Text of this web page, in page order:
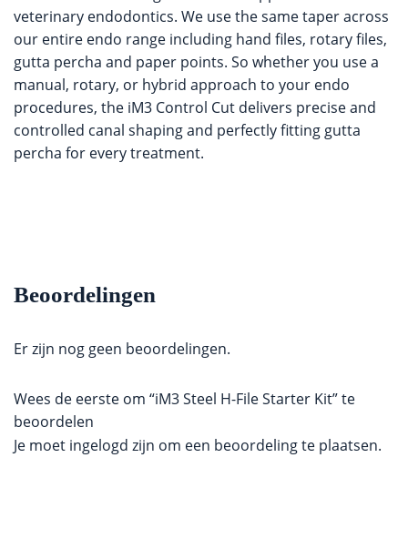
veterinary endodontics. We use the same taper across
our entire endo range including hand files, rotary files,
gutta percha and paper points. So whether you use a
manual, rotary, or hybrid approach to your endo
procedures, the iM3 Control Cut delivers precise and
controlled canal shaping and perfectly fitting gutta
percha for every treatment.
Beoordelingen
Er zijn nog geen beoordelingen.
Wees de eerste om “iM3 Steel H-File Starter Kit” te
beoordelen
Je moet ingelogd zijn om een beoordeling te plaatsen.